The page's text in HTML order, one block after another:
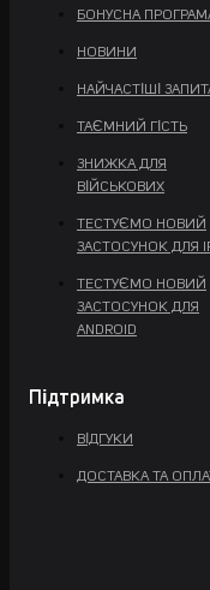
БОНУСНА
НОВИНИ
НАЙЧАСТІШІ
ТАЄМНИЙ ГІСТЬ
ЗНИЖКА ДЛЯ
ВІЙСЬКОВИХ
ТЕСТУЄМО НОВИЙ
ЗАСТОСУНОК ДЛЯ
ТЕСТУЄМО НОВИЙ
ЗАСТОСУНОК ДЛЯ
ANDROID
Підтримка
ВІДГУКИ
ДОСТАВКА ТА